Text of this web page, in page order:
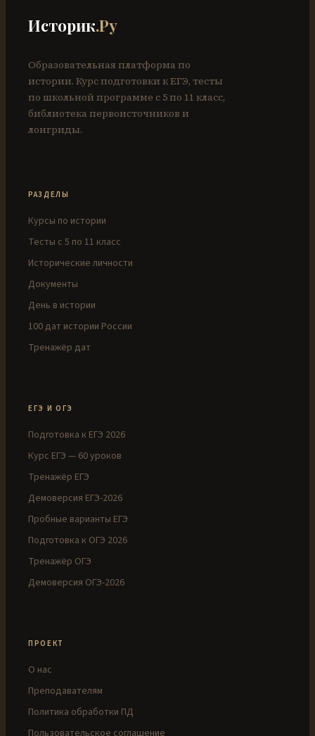
Историк.Ру
Образовательная платформа по
истории. Курс подготовки к ЕГЭ, тесты
по школьной программе с 5 по 11 класс,
библиотека первоисточников и
лонгриды.
РАЗДЕЛЫ
Курсы по истории
Тесты с 5 по 11 класс
Исторические личности
Документы
День в истории
100 дат истории России
Тренажёр дат
ЕГЭ И ОГЭ
Подготовка к ЕГЭ 2026
Курс ЕГЭ — 60 уроков
Тренажёр ЕГЭ
Демоверсия ЕГЭ-2026
Пробные варианты ЕГЭ
Подготовка к ОГЭ 2026
Тренажёр ОГЭ
Демоверсия ОГЭ-2026
ПРОЕКТ
О нас
Преподавателям
Политика обработки ПД
Пользовательское соглашение